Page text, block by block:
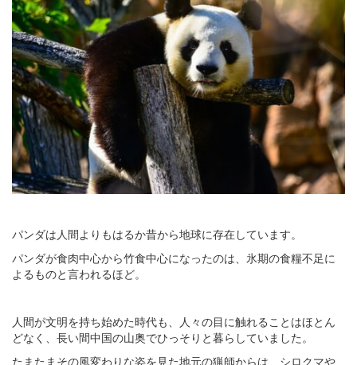
パンダは人間よりもはるか昔から地球に存在しています。
パンダが食肉中心から竹食中心になったのは、氷期の食糧不足に
よるものと言われるほど。
人間が文明を持ち始めた時代も、人々の目に触れることはほとん
どなく、長い間中国の山奥でひっそりと暮らしていました。
たまたまその風変わりな姿を見た地元の猟師からは、シロクマや